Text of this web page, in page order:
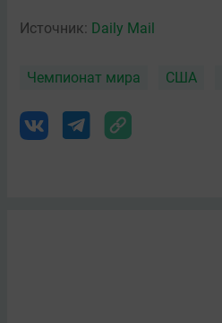
Источник: Daily Mail
Чемпионат мира США